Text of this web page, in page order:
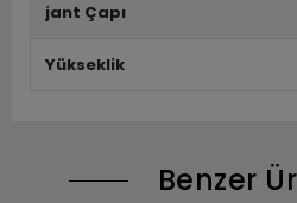
jant Çapı
Yükseklik
Benzer